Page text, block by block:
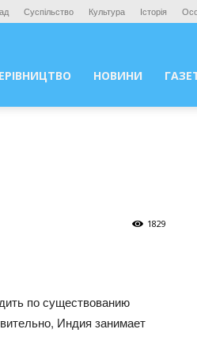
Суспільство Культура Історія
НОВИНИ
1829
по существованию
Индия занимает